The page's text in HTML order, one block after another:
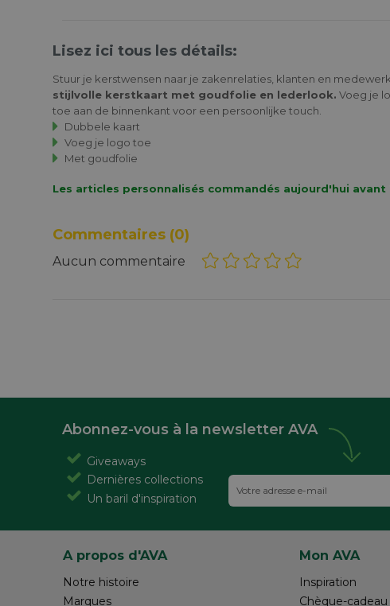
Lisez ici tous les détails:
Stuur je kerstwensen naar je zakenrelaties, klanten en
stijlvolle kerstkaart met goudfolie en lederlook. Voeg je
toe aan de binnenkant voor een persoonlijke touch.
Dubbele kaart
Voeg je logo toe
Met goudfolie
Les articles personnalisés commandés aujourd'hui
Commentaires (0)
Aucun commentaire
Abonnez-vous à la newsletter AVA
Giveaways
Dernières collections
Un baril d'inspiration
A propos d'AVA
Notre histoire
Marques
Mon AVA
Inspiration
Chèque-cadeau